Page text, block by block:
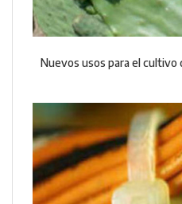
Nuevos usos para el cultivo